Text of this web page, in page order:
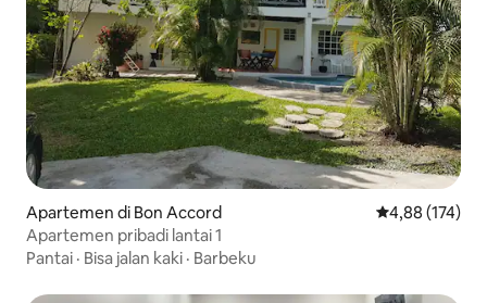
Apartemen di Bon Accord Nilai rata-rata
4,88 (174)
Apartemen pribadi lantai 1
Pantai · Bisa jalan kaki · Barbeku